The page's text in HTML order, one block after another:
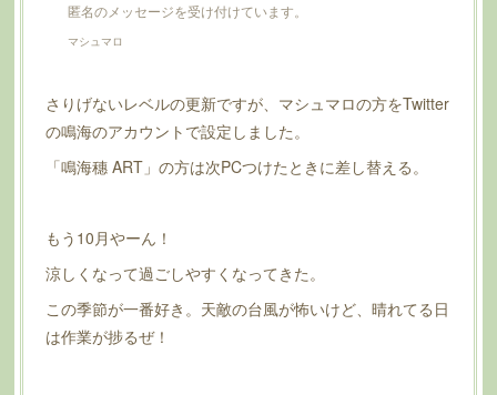
匿名のメッセージを受け付けています。
マシュマロ
さりげないレベルの更新ですが、マシュマロの方をTwitter
の鳴海のアカウントで設定しました。
「鳴海穗 ART」の方は次PCつけたときに差し替える。
もう10月やーん！
涼しくなって過ごしやすくなってきた。
この季節が一番好き。天敵の台風が怖いけど、晴れてる日
は作業が捗るぜ！